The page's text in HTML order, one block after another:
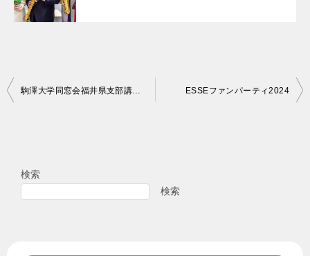
投
ゲ
ー
駒澤大学同窓会福井県支部講演会 ESSEファンパーティ2024
検索
検索